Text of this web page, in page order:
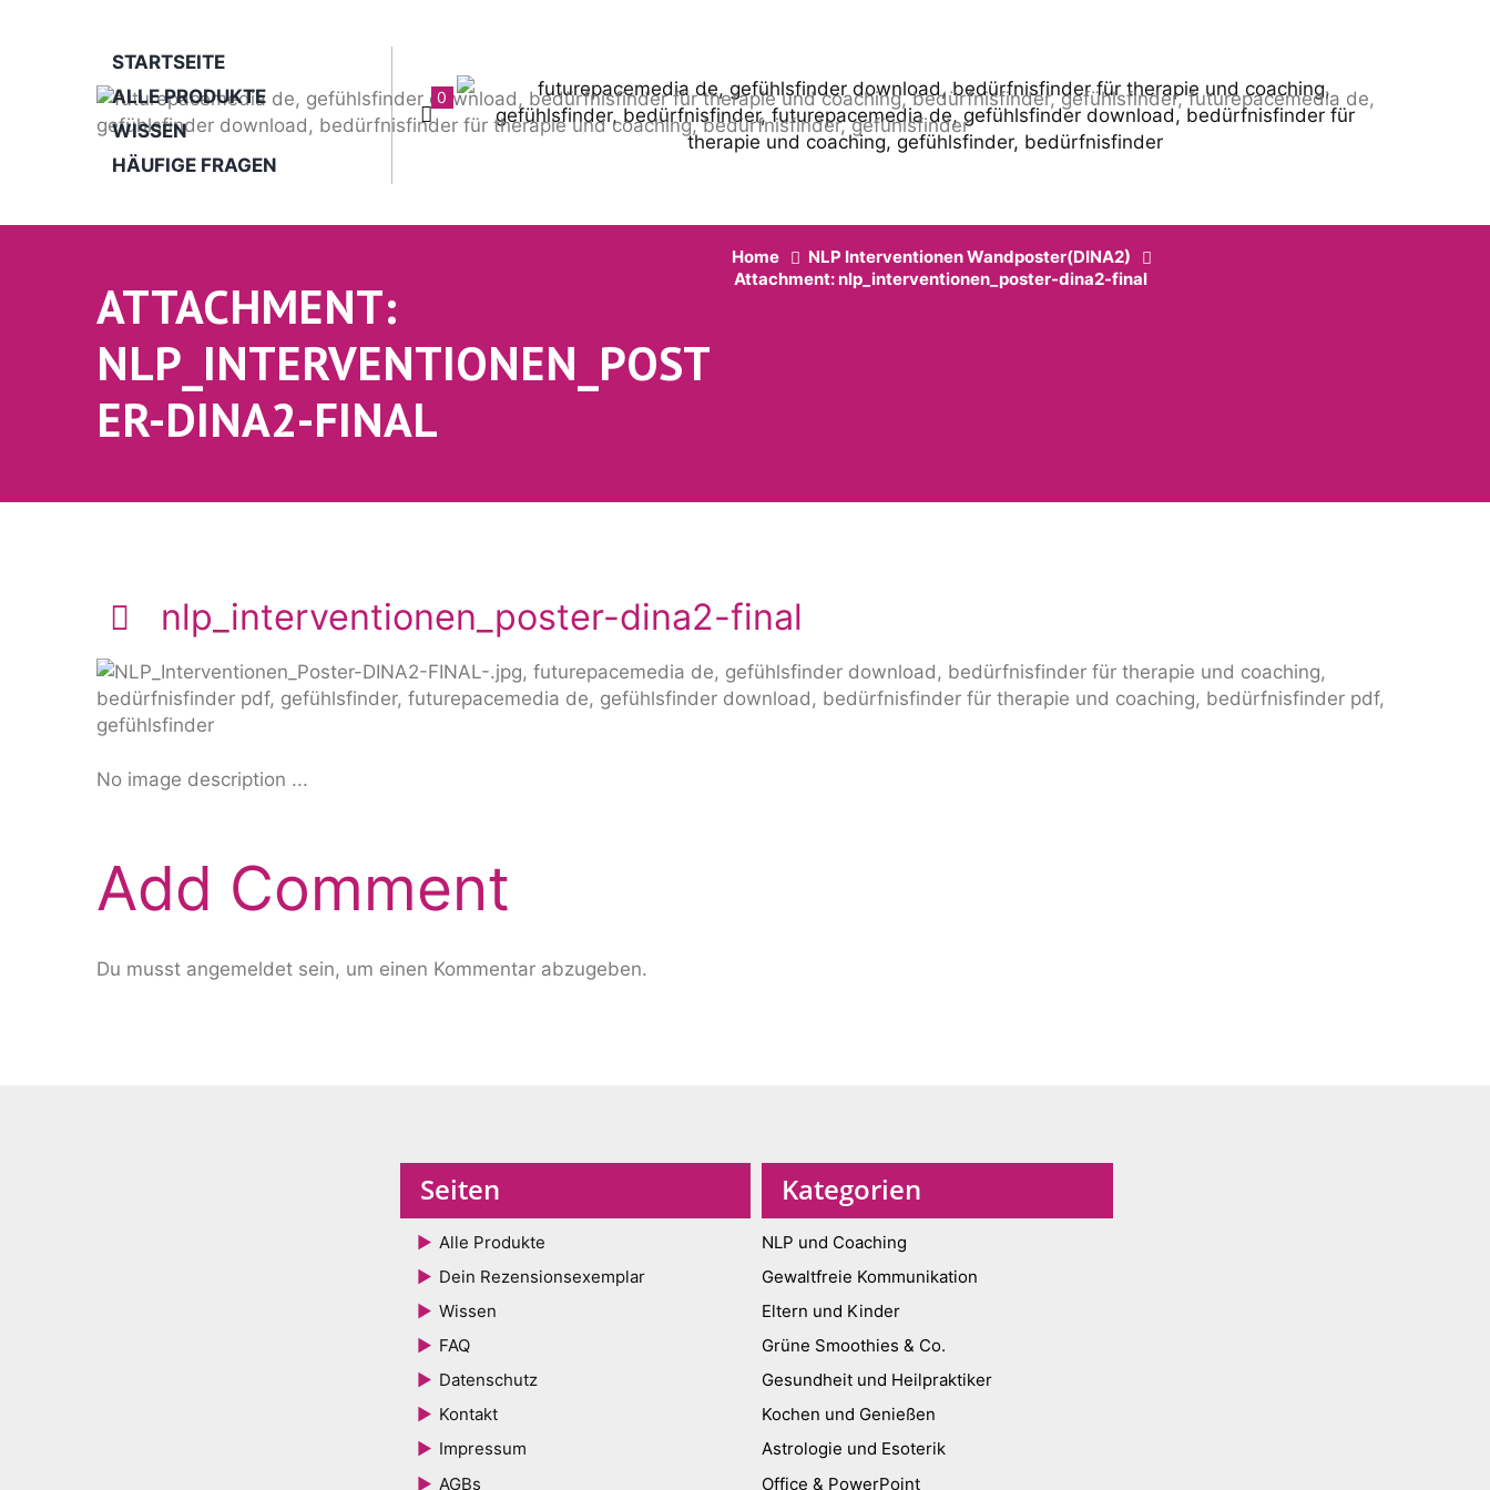
STARTSEITE
ALLE PRODUKTE
WISSEN
HÄUFIGE FRAGEN
0
ATTACHMENT:
NLP_INTERVENTIONEN_POST
ER-DINA2-FINAL
Home
NLP Interventionen Wandposter(DINA2)
Attachment: nlp_interventionen_poster-dina2-final
nlp_interventionen_poster-dina2-final
No image description ...
Add Comment
Du musst angemeldet sein, um einen Kommentar abzugeben.
Seiten
Alle Produkte
Dein Rezensionsexemplar
Wissen
FAQ
Datenschutz
Kontakt
Impressum
AGBs
Kategorien
NLP und Coaching
Gewaltfreie Kommunikation
Eltern und Kinder
Grüne Smoothies & Co.
Gesundheit und Heilpraktiker
Kochen und Genießen
Astrologie und Esoterik
Office & PowerPoint